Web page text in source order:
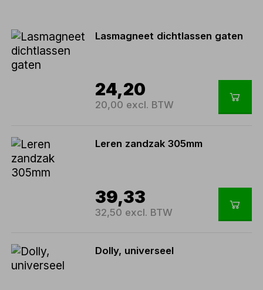
Lasmagneet dichtlassen gaten
24,20
20,00 excl. BTW
Leren zandzak 305mm
39,33
32,50 excl. BTW
Dolly, universeel